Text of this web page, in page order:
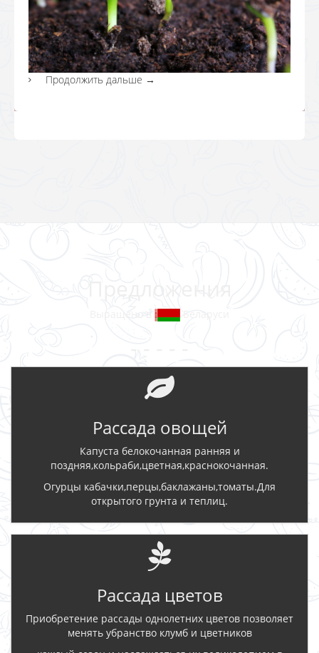
Продолжить дальше →
Рассада овощей
Капуста белокочанная ранняя и
поздняя,кольраби,цветная,краснокочанная.
Огурцы кабачки,перцы,баклажаны,томаты.Для
открытого грунта и теплиц.
Рассада цветов
Приобретение рассады однолетних цветов позволяет
менять убранство клумб и цветников